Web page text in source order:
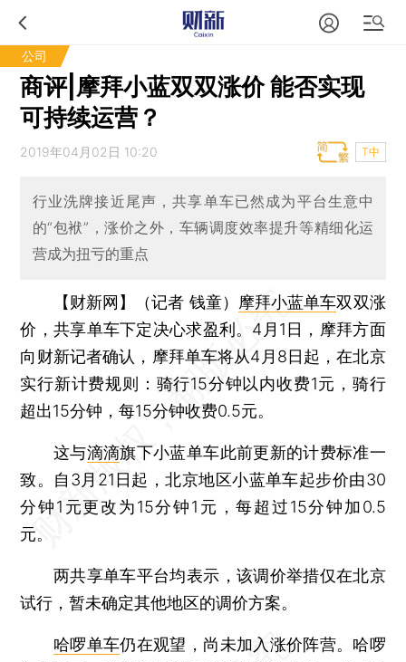
公司
商评|摩拜小蓝双双涨价 能否实现
可持续运营？
2019年04月02日 10:20 T中
行业洗牌接近尾声，共享单车已然成为平台生意中
的“包袱”，涨价之外，车辆调度效率提升等精细化运
营成为扭亏的重点
【财新网】（记者 钱童） 摩拜小蓝单车双双涨
价，共享单车下定决心求盈利。4月1日，摩拜方面
向财新记者确认，摩拜单车将从4月8日起，在北京
实行新计费规则：骑行15分钟以内收费1元，骑行
超出15分钟，每15分钟收费0.5元。
这与滴滴旗下小蓝单车此前更新的计费标准一
致。自3月21日起，北京地区小蓝单车起步价由30
分钟1元更改为15分钟1元，每超过15分钟加0.5
元。
两共享单车平台均表示，该调价举措仅在北京
试行，暂未确定其他地区的调价方案。
哈啰单车仍在观望，尚未加入涨价阵营。哈啰